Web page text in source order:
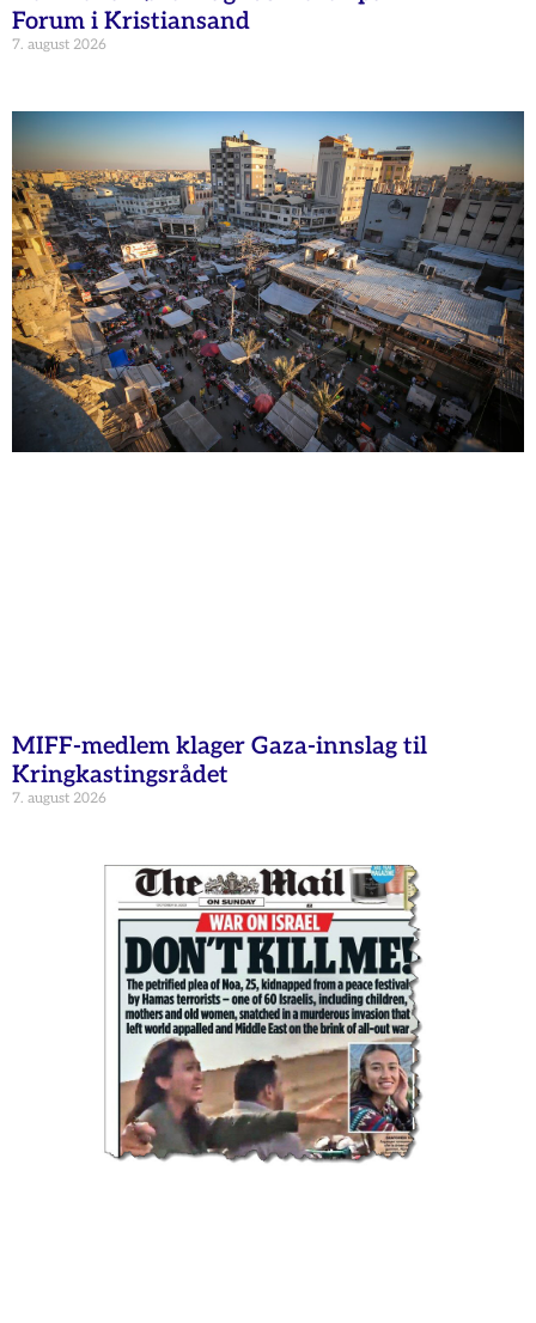
Forum i Kristiansand
7. august 2026
MIFF-medlem klager Gaza-innslag til
Kringkastingsrådet
7. august 2026